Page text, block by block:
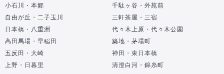
小石川・本郷
千駄ヶ谷・外苑前
自由が丘・二子玉川
三軒茶屋・三宿
日本橋・八重洲
代々木上原・代々木公園
高田馬場・早稲田
築地・茅場町
五反田・大崎
神田・東日本橋
上野・日暮里
清澄白河・錦糸町